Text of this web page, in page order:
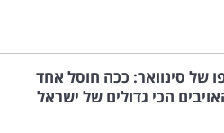
של סינוואר: ככה חוסל אחד
הכי גדולים של ישראל